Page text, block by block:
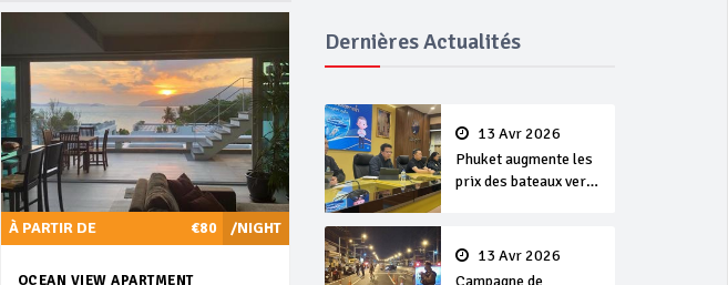
Dernières Actualités
13 Avr 2026
Phuket augmente les
prix des bateaux vers
13 Avr 2026
Campagne de
/NIGHT
À PARTIR DE €80
OCEAN VIEW APARTMENT